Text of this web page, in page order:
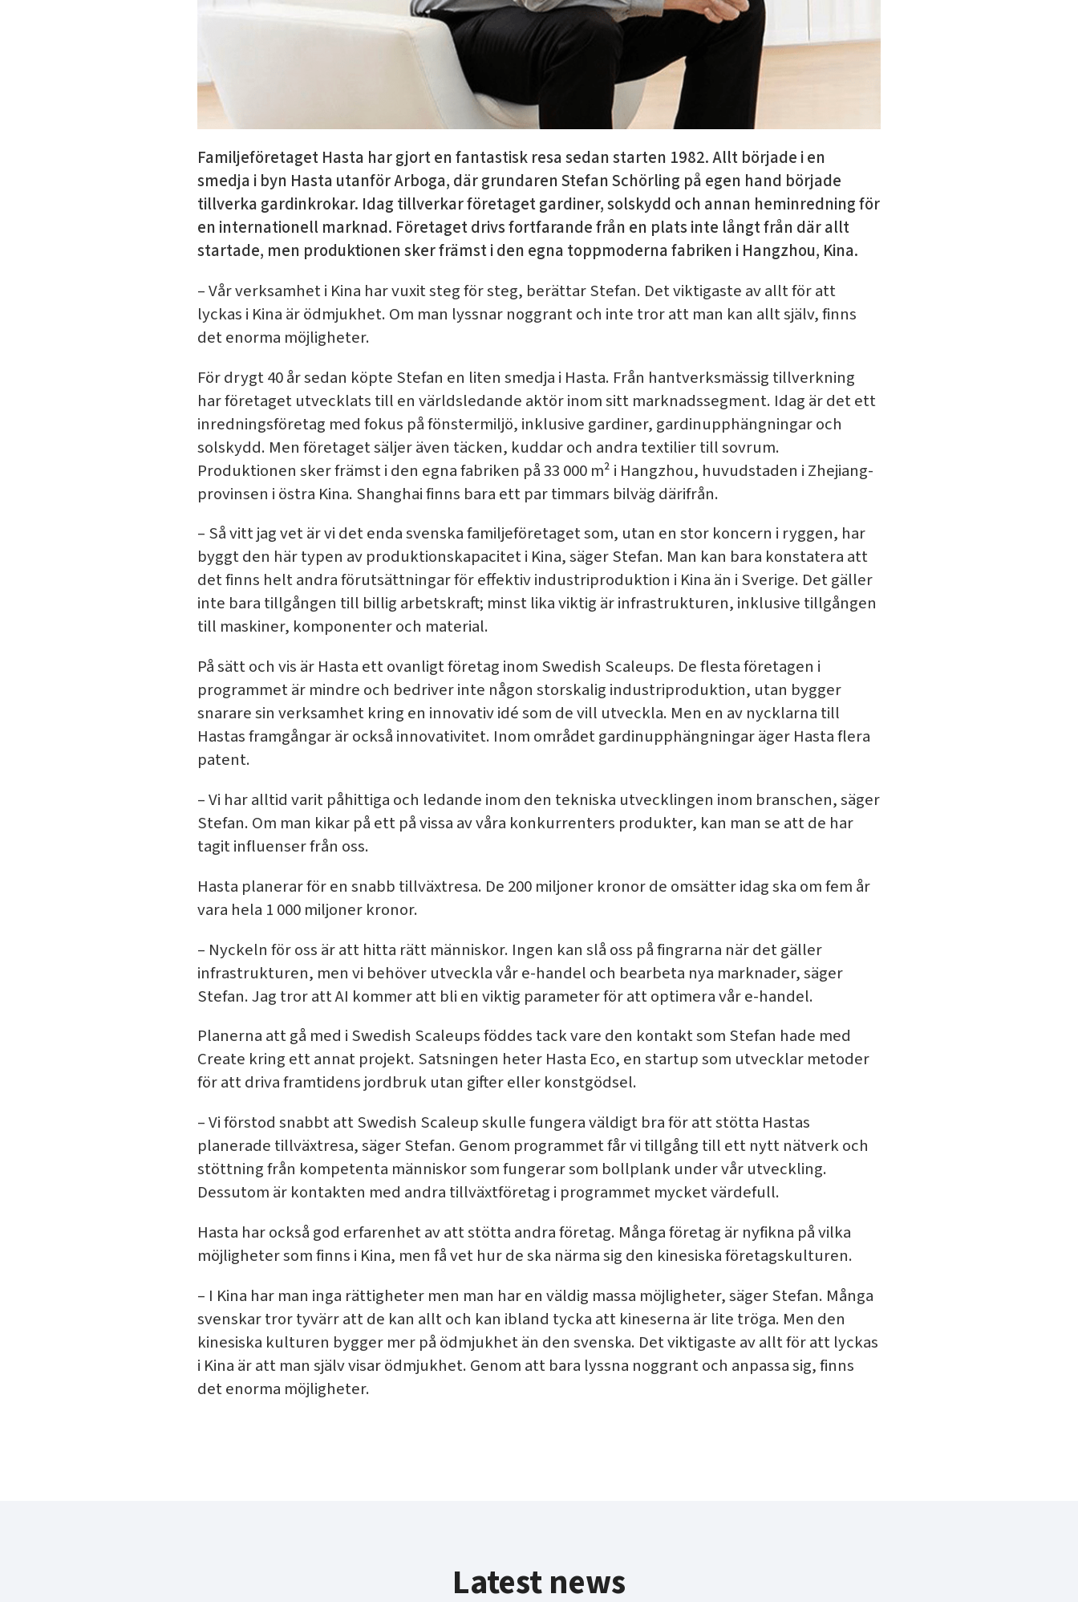
Familjeföretaget Hasta har gjort en fantastisk resa sedan starten 1982. Allt började i en
smedja i byn Hasta utanför Arboga, där grundaren Stefan Schörling på egen hand började
tillverka gardinkrokar. Idag tillverkar företaget gardiner, solskydd och annan heminredning för
en internationell marknad. Företaget drivs fortfarande från en plats inte långt från där allt
startade, men produktionen sker främst i den egna toppmoderna fabriken i Hangzhou, Kina.
– Vår verksamhet i Kina har vuxit steg för steg, berättar Stefan. Det viktigaste av allt för att
lyckas i Kina är ödmjukhet. Om man lyssnar noggrant och inte tror att man kan allt själv, finns
det enorma möjligheter.
För drygt 40 år sedan köpte Stefan en liten smedja i Hasta. Från hantverksmässig tillverkning
har företaget utvecklats till en världsledande aktör inom sitt marknadssegment. Idag är det ett
inredningsföretag med fokus på fönstermiljö, inklusive gardiner, gardinupphängningar och
solskydd. Men företaget säljer även täcken, kuddar och andra textilier till sovrum.
Produktionen sker främst i den egna fabriken på 33 000 m² i Hangzhou, huvudstaden i Zhejiang-
provinsen i östra Kina. Shanghai finns bara ett par timmars bilväg därifrån.
– Så vitt jag vet är vi det enda svenska familjeföretaget som, utan en stor koncern i ryggen, har
byggt den här typen av produktionskapacitet i Kina, säger Stefan. Man kan bara konstatera att
det finns helt andra förutsättningar för effektiv industriproduktion i Kina än i Sverige. Det gäller
inte bara tillgången till billig arbetskraft; minst lika viktig är infrastrukturen, inklusive tillgången
till maskiner, komponenter och material.
På sätt och vis är Hasta ett ovanligt företag inom Swedish Scaleups. De flesta företagen i
programmet är mindre och bedriver inte någon storskalig industriproduktion, utan bygger
snarare sin verksamhet kring en innovativ idé som de vill utveckla. Men en av nycklarna till
Hastas framgångar är också innovativitet. Inom området gardinupphängningar äger Hasta flera
patent.
– Vi har alltid varit påhittiga och ledande inom den tekniska utvecklingen inom branschen, säger
Stefan. Om man kikar på ett på vissa av våra konkurrenters produkter, kan man se att de har
tagit influenser från oss.
Hasta planerar för en snabb tillväxtresa. De 200 miljoner kronor de omsätter idag ska om fem år
vara hela 1 000 miljoner kronor.
– Nyckeln för oss är att hitta rätt människor. Ingen kan slå oss på fingrarna när det gäller
infrastrukturen, men vi behöver utveckla vår e-handel och bearbeta nya marknader, säger
Stefan. Jag tror att AI kommer att bli en viktig parameter för att optimera vår e-handel.
Planerna att gå med i Swedish Scaleups föddes tack vare den kontakt som Stefan hade med
Create kring ett annat projekt. Satsningen heter Hasta Eco, en startup som utvecklar metoder
för att driva framtidens jordbruk utan gifter eller konstgödsel.
– Vi förstod snabbt att Swedish Scaleup skulle fungera väldigt bra för att stötta Hastas
planerade tillväxtresa, säger Stefan. Genom programmet får vi tillgång till ett nytt nätverk och
stöttning från kompetenta människor som fungerar som bollplank under vår utveckling.
Dessutom är kontakten med andra tillväxtföretag i programmet mycket värdefull.
Hasta har också god erfarenhet av att stötta andra företag. Många företag är nyfikna på vilka
möjligheter som finns i Kina, men få vet hur de ska närma sig den kinesiska företagskulturen.
– I Kina har man inga rättigheter men man har en väldig massa möjligheter, säger Stefan. Många
svenskar tror tyvärr att de kan allt och kan ibland tycka att kineserna är lite tröga. Men den
kinesiska kulturen bygger mer på ödmjukhet än den svenska. Det viktigaste av allt för att lyckas
i Kina är att man själv visar ödmjukhet. Genom att bara lyssna noggrant och anpassa sig, finns
det enorma möjligheter.
Latest news